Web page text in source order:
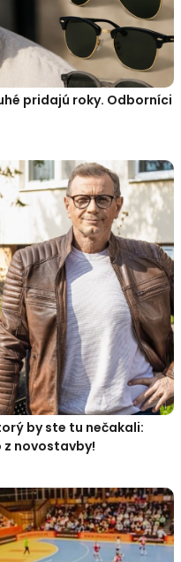
pridajú roky. Odborníci
by ste tu nečakali:
z novostavby!